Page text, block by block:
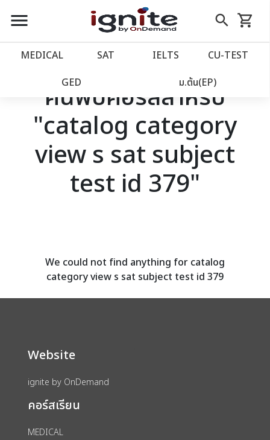
close
account_balance หน้าแรก
เว็บไซต์อิกไนท์
โปรโมชั่น
วางแผนการเรียน
เข้าสู่ระบบ
menu search
Skip
to
shopping_cart
รถเข็น
MEDICAL SAT IELTS CU‑TEST
GED ม.ต้น(EP)
ค้นพบคอร์สสำหรับ
"catalog category
view s sat subject
test id 379"
We could not find anything for catalog
category view s sat subject test id 379
Website
ignite by OnDemand
คอร์สเรียน
MEDICAL